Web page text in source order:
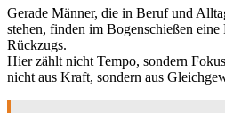
Gerade Männer, die in Beruf und
stehen, finden im Bogenschießen eine
Rückzugs.
Hier zählt nicht Tempo, sondern
nicht aus Kraft, sondern aus